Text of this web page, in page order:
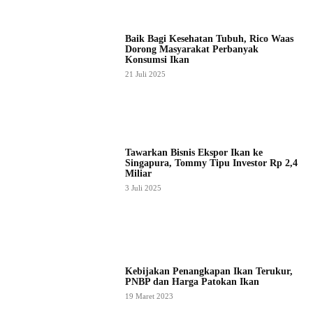
Baik Bagi Kesehatan Tubuh, Rico Waas
Dorong Masyarakat Perbanyak
Konsumsi Ikan
21 Juli 2025
Tawarkan Bisnis Ekspor Ikan ke
Singapura, Tommy Tipu Investor Rp 2,4
Miliar
3 Juli 2025
Kebijakan Penangkapan Ikan Terukur,
PNBP dan Harga Patokan Ikan
19 Maret 2023